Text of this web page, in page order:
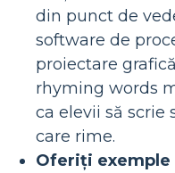
din punct de
software de
proiectare
rhyming words
ca elevii să scrie
care rime.
Oferiți